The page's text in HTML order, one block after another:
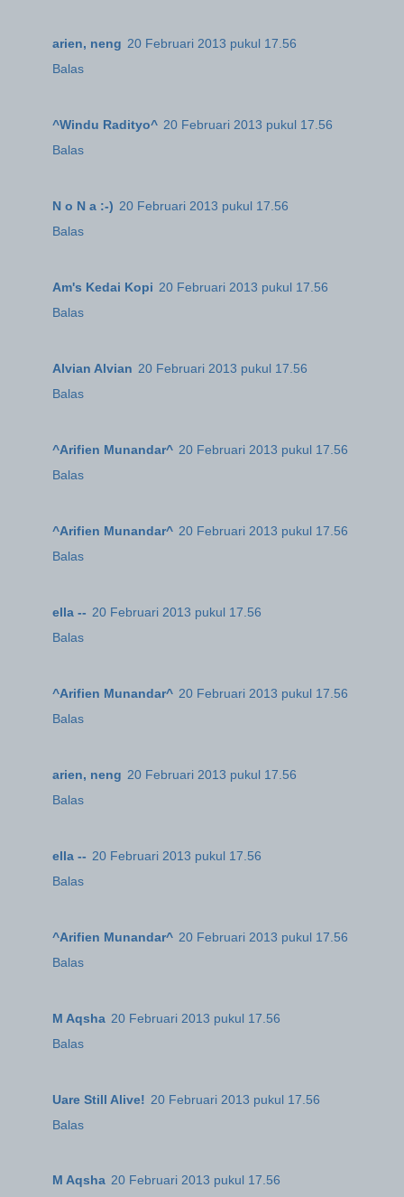
arien, neng 20 Februari 2013 pukul 17.56
Balas
^Windu Radityo^ 20 Februari 2013 pukul 17.56
Balas
N o N a :-) 20 Februari 2013 pukul 17.56
Balas
Am's Kedai Kopi 20 Februari 2013 pukul 17.56
Balas
Alvian Alvian 20 Februari 2013 pukul 17.56
Balas
^Arifien Munandar^ 20 Februari 2013 pukul 17.56
Balas
^Arifien Munandar^ 20 Februari 2013 pukul 17.56
Balas
ella -- 20 Februari 2013 pukul 17.56
Balas
^Arifien Munandar^ 20 Februari 2013 pukul 17.56
Balas
arien, neng 20 Februari 2013 pukul 17.56
Balas
ella -- 20 Februari 2013 pukul 17.56
Balas
^Arifien Munandar^ 20 Februari 2013 pukul 17.56
Balas
M Aqsha 20 Februari 2013 pukul 17.56
Balas
Uare Still Alive! 20 Februari 2013 pukul 17.56
Balas
M Aqsha 20 Februari 2013 pukul 17.56